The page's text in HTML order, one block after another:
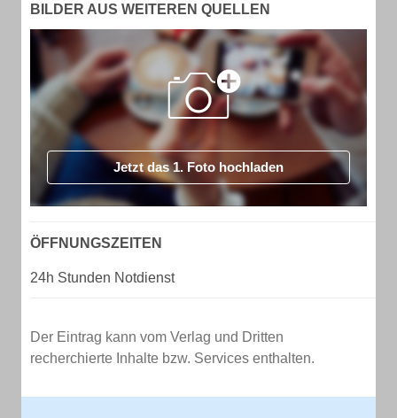
BILDER AUS WEITEREN QUELLEN
Jetzt das 1. Foto hochladen
ÖFFNUNGSZEITEN
24h Stunden Notdienst
Der Eintrag kann vom Verlag und Dritten
recherchierte Inhalte bzw. Services enthalten.